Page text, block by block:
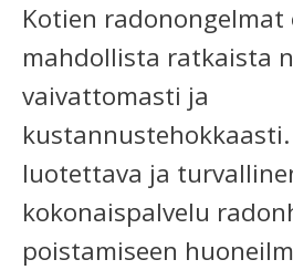
Kotien radonongelmat
mahdollista ratkaista
vaivattomasti ja
kustannustehokkaasti.
luotettava ja
kokonaispalvelu
poistamiseen